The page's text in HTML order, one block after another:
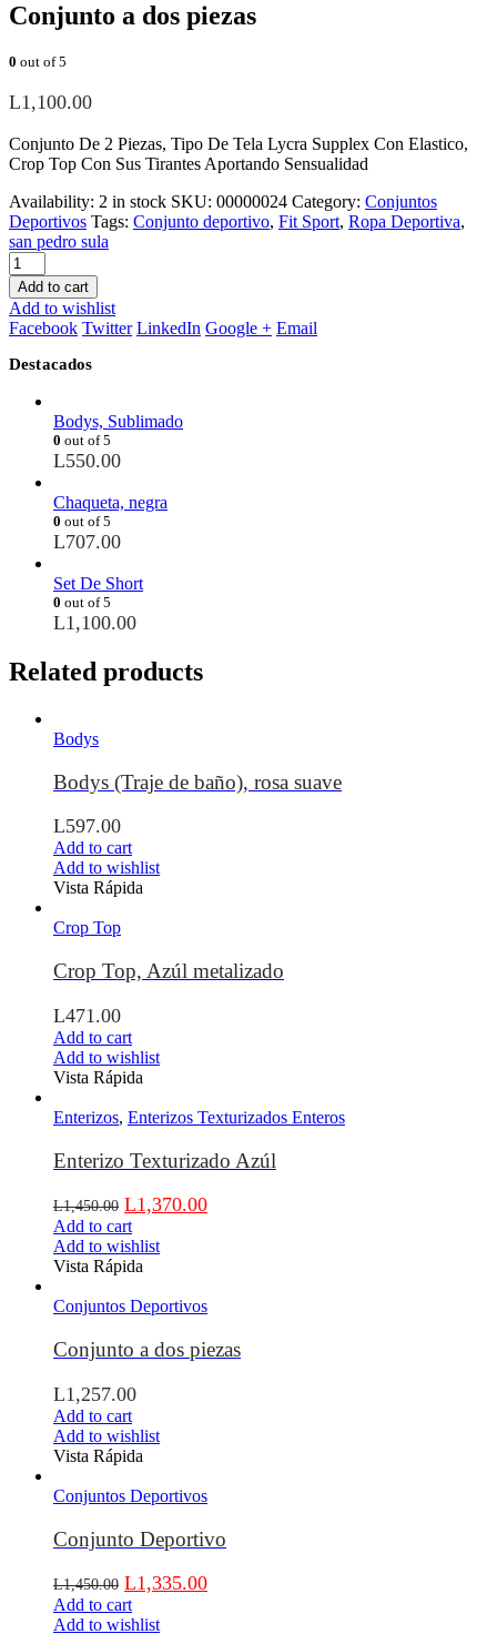
Conjunto a dos piezas
0 out of 5
L1,100.00
Conjunto De 2 Piezas, Tipo De Tela Lycra Supplex Con Elastico,
Crop Top Con Sus Tirantes Aportando Sensualidad
Availability: 2 in stock SKU: 00000024 Category: Conjuntos
Deportivos Tags: Conjunto deportivo, Fit Sport, Ropa Deportiva,
san pedro sula
Add to cart
Add to wishlist
Facebook Twitter LinkedIn Google + Email
Destacados
Bodys, Sublimado
0 out of 5
L550.00
Chaqueta, negra
0 out of 5
L707.00
Set De Short
0 out of 5
L1,100.00
Related products
Bodys
Bodys (Traje de baño), rosa suave
L597.00
Add to cart
Add to wishlist
Vista Rápida
Crop Top
Crop Top, Azúl metalizado
L471.00
Add to cart
Add to wishlist
Vista Rápida
Enterizos, Enterizos Texturizados Enteros
Enterizo Texturizado Azúl
L1,450.00 L1,370.00
Add to cart
Add to wishlist
Vista Rápida
Conjuntos Deportivos
Conjunto a dos piezas
L1,257.00
Add to cart
Add to wishlist
Vista Rápida
Conjuntos Deportivos
Conjunto Deportivo
L1,450.00 L1,335.00
Add to cart
Add to wishlist